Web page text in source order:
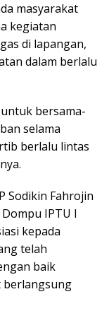
masyarakat
kegiatan
di lapangan,
dalam berlalu
bersama-
selama
berlalu lintas
Sodikin Fahrojin
IPTU I
kepada
telah
baik
berlangsung